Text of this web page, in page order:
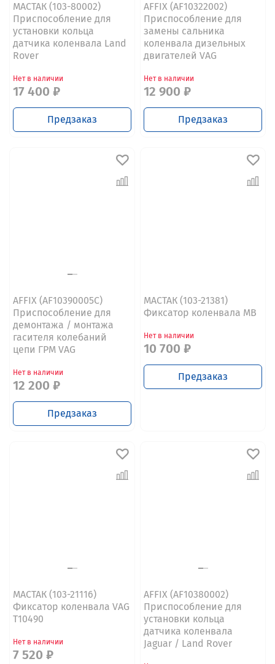
МАСТАК (103-80002)
Приспособление для
установки кольца
датчика коленвала Land
Rover
Нет в наличии
17 400 ₽
Предзаказ
AFFIX (AF10322002)
Приспособление для
замены сальника
коленвала дизельных
двигателей VAG
Нет в наличии
12 900 ₽
Предзаказ
AFFIX (AF10390005C)
Приспособление для
демонтажа / монтажа
гасителя колебаний
цепи ГРМ VAG
Нет в наличии
12 200 ₽
Предзаказ
МАСТАК (103-21381)
Фиксатор коленвала MB
Нет в наличии
10 700 ₽
Предзаказ
МАСТАК (103-21116)
Фиксатор коленвала VAG
T10490
Нет в наличии
7 520 ₽
AFFIX (AF10380002)
Приспособление для
установки кольца
датчика коленвала
Jaguar / Land Rover